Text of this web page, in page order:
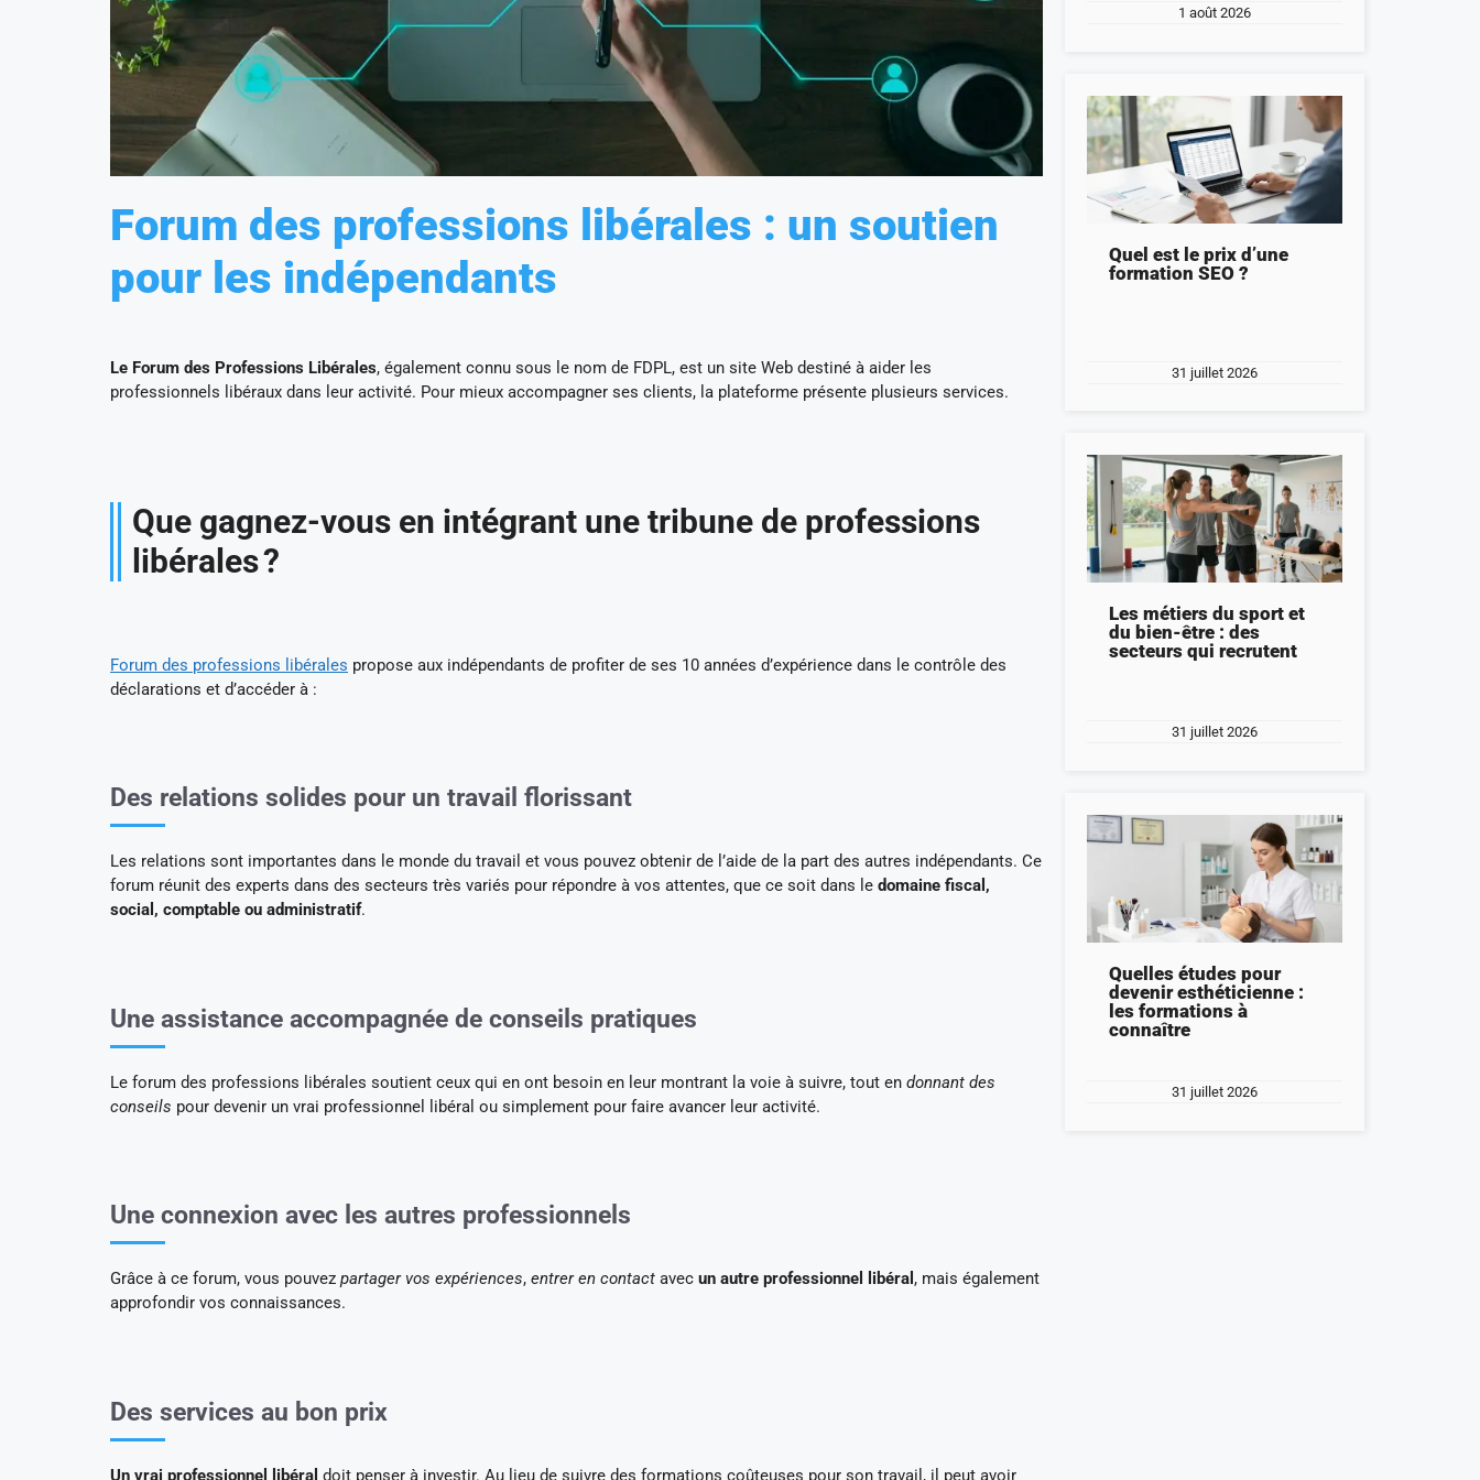
Forum des professions libérales : un soutien
pour les indépendants
Le Forum des Professions Libérales, également connu sous le nom de FDPL, est un site Web destiné à aider les
professionnels libéraux dans leur activité. Pour mieux accompagner ses clients, la plateforme présente plusieurs services.
Que gagnez-vous en intégrant une tribune de professions
libérales ?
Forum des professions libérales propose aux indépendants de profiter de ses 10 années d’expérience dans le contrôle des
déclarations et d’accéder à :
Des relations solides pour un travail florissant
Les relations sont importantes dans le monde du travail et vous pouvez obtenir de l’aide de la part des autres indépendants. Ce
forum réunit des experts dans des secteurs très variés pour répondre à vos attentes, que ce soit dans le domaine fiscal,
social, comptable ou administratif.
Une assistance accompagnée de conseils pratiques
Le forum des professions libérales soutient ceux qui en ont besoin en leur montrant la voie à suivre, tout en donnant des
conseils pour devenir un vrai professionnel libéral ou simplement pour faire avancer leur activité.
Une connexion avec les autres professionnels
Grâce à ce forum, vous pouvez partager vos expériences, entrer en contact avec un autre professionnel libéral , mais également
approfondir vos connaissances.
Des services au bon prix
Un vrai professionnel libéral doit penser à investir. Au lieu de suivre des formations coûteuses pour son travail, il peut avoir
1 août 2026
Quel est le prix d’une
formation SEO ?
31 juillet 2026
Les métiers du sport et
du bien-être : des
secteurs qui recrutent
31 juillet 2026
Quelles études pour
devenir esthéticienne :
les formations à
connaître
31 juillet 2026